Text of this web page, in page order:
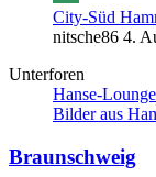
City-Süd
nitsche86 4.
Unterforen
Hanse-Lounge
Bilder aus
Braunschweig